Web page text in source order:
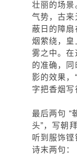
壮丽的场景
气势，古来
蔽日的障
烟萦绕，皇
雾之中。在
的准确，
影的效果，
字把香烟写
最后两句 “
头”，写朝
听到服饰
诗末两句：